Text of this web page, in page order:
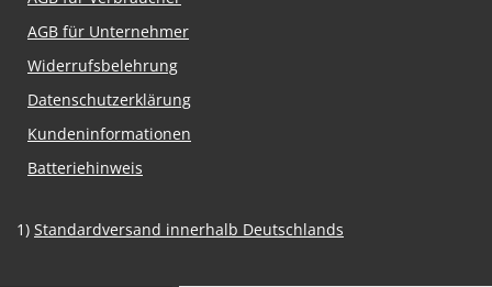
AGB für Unternehmer
Widerrufsbelehrung
Datenschutzerklärung
Kundeninformationen
Batteriehinweis
1) Standardversand innerhalb Deutschlands